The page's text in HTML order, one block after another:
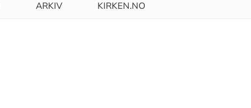
ARKIV KIRKEN.NO